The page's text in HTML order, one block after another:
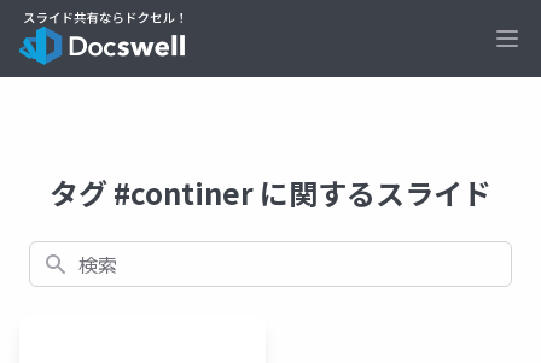
タグ #continer に関するスライド
検索